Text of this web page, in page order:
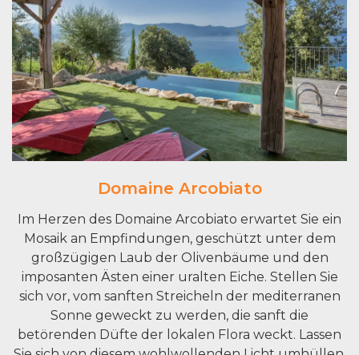
Domaine Arcobiato
Im Herzen des Domaine Arcobiato erwartet Sie ein
Mosaik an Empfindungen, geschützt unter dem
großzügigen Laub der Olivenbäume und den
imposanten Ästen einer uralten Eiche. Stellen Sie
sich vor, vom sanften Streicheln der mediterranen
Sonne geweckt zu werden, die sanft die
betörenden Düfte der lokalen Flora weckt. Lassen